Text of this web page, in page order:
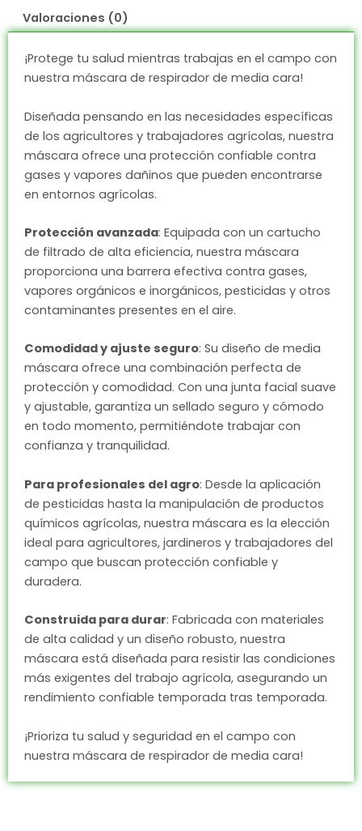
Valoraciones (0)
¡Protege tu salud mientras trabajas en el campo con
nuestra máscara de respirador de media cara!
Diseñada pensando en las necesidades específicas
de los agricultores y trabajadores agrícolas, nuestra
máscara ofrece una protección confiable contra
gases y vapores dañinos que pueden encontrarse
en entornos agrícolas.
Protección avanzada: Equipada con un cartucho
de filtrado de alta eficiencia, nuestra máscara
proporciona una barrera efectiva contra gases,
vapores orgánicos e inorgánicos, pesticidas y otros
contaminantes presentes en el aire.
Comodidad y ajuste seguro: Su diseño de media
máscara ofrece una combinación perfecta de
protección y comodidad. Con una junta facial suave
y ajustable, garantiza un sellado seguro y cómodo
en todo momento, permitiéndote trabajar con
confianza y tranquilidad.
Para profesionales del agro: Desde la aplicación
de pesticidas hasta la manipulación de productos
químicos agrícolas, nuestra máscara es la elección
ideal para agricultores, jardineros y trabajadores del
campo que buscan protección confiable y
duradera.
Construida para durar: Fabricada con materiales
de alta calidad y un diseño robusto, nuestra
máscara está diseñada para resistir las condiciones
más exigentes del trabajo agrícola, asegurando un
rendimiento confiable temporada tras temporada.
¡Prioriza tu salud y seguridad en el campo con
nuestra máscara de respirador de media cara!